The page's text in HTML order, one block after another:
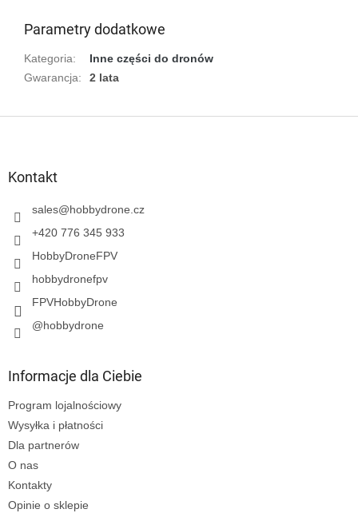
Parametry dodatkowe
Kategoria:
Inne części do dronów
Gwarancja: 2 lata
Kontakt
sales@hobbydrone.cz
+420 776 345 933
HobbyDroneFPV
hobbydronefpv
FPVHobbyDrone
@hobbydrone
Informacje dla Ciebie
Program lojalnościowy
Wysyłka i płatności
Dla partnerów
O nas
Kontakty
Opinie o sklepie